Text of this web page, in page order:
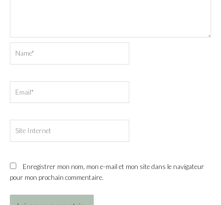
Internet
Enregistrer mon nom, mon e-mail et mon site dans le navigateur
pour mon prochain commentaire.